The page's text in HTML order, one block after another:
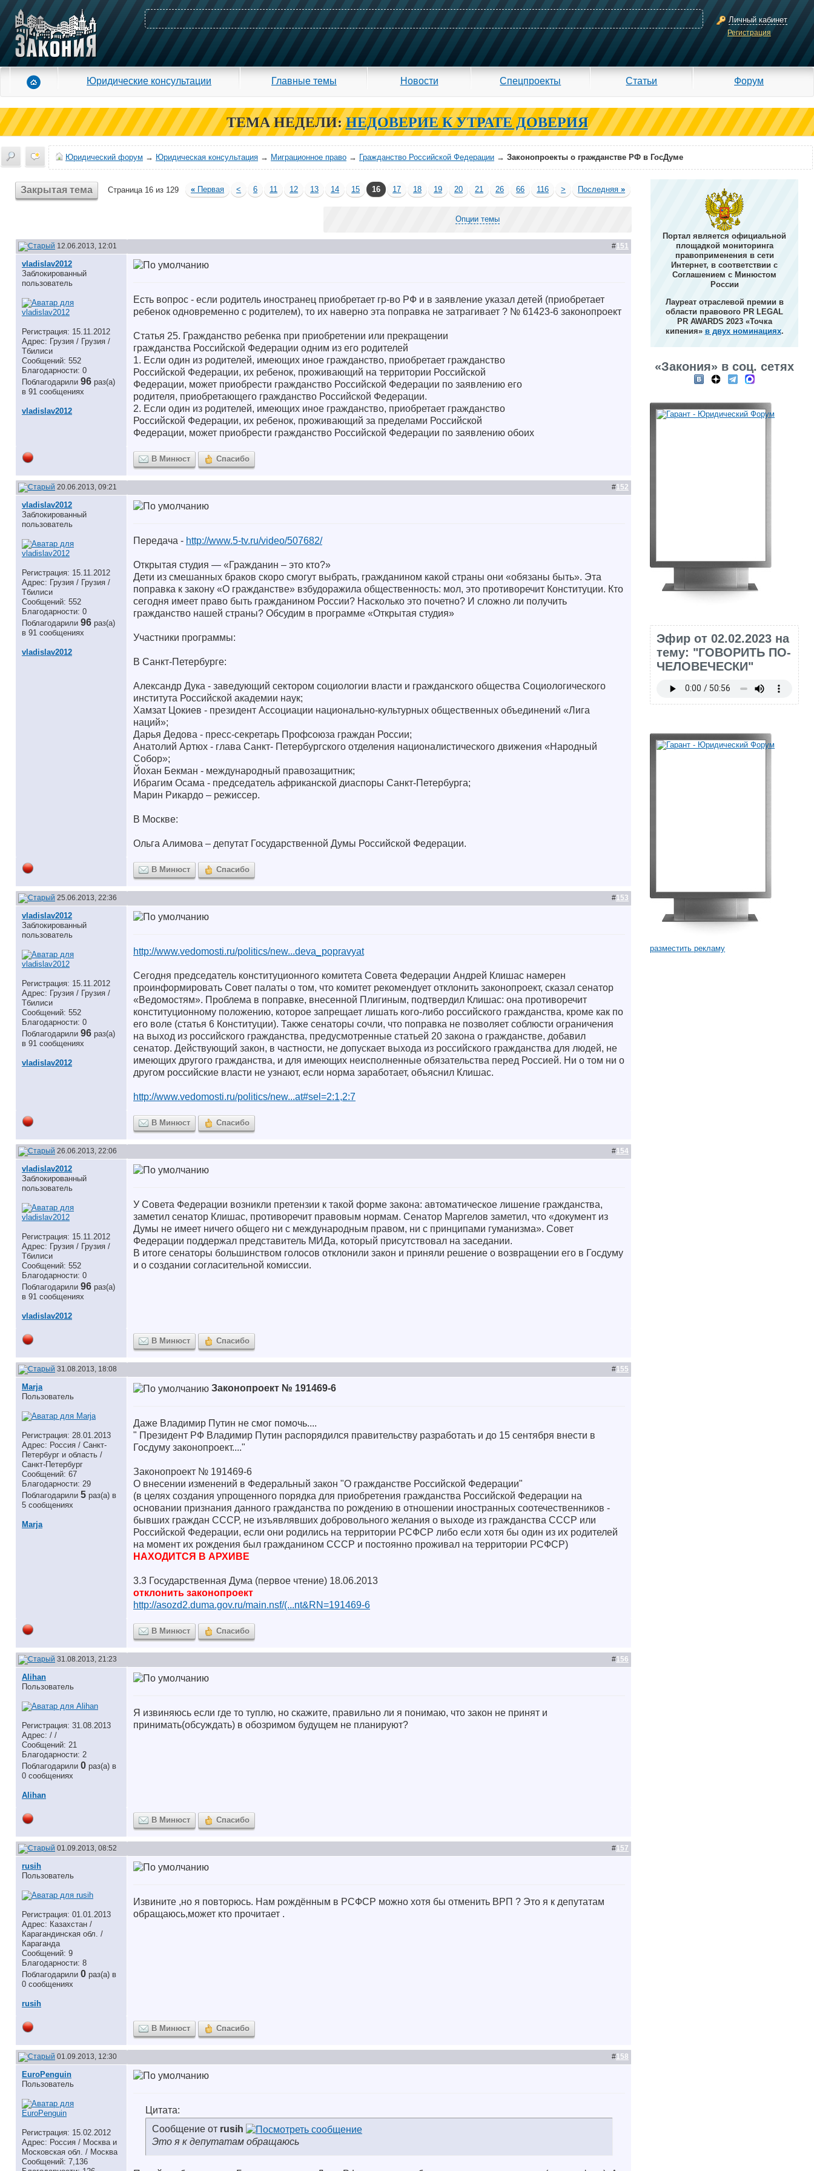
Личный кабинет
Регистрация
Юридические консультации Главные темы Новости Спецпроекты Статьи Форум
ТЕМА НЕДЕЛИ: НЕДОВЕРИЕ К УТРАТЕ ДОВЕРИЯ
Юридический форум → Юридическая консультация → Миграционное право → Гражданство Российской Федерации → Законопроекты о гражданстве РФ в ГосДуме
Закрытая тема Страница 16 из 129 « Первая < 6 11 12 13 14 15 16 17 18 19 20 21 26 66 116 > Последняя»
Опции темы
12.06.2013, 12:01 #151
vladislav2012
Заблокированный
пользователь
Регистрация: 15.11.2012
Адрес: Грузия / Грузия /
Тбилиси
Сообщений: 552
Благодарности: 0
Поблагодарили 96 раз(а)
в 91 сообщениях
vladislav2012
Есть вопрос - если родитель иностранец приобретает гр-во РФ и в заявление указал детей (приобретает
ребенок одновременно с родителем), то их наверно эта поправка не затрагивает ? № 61423-6 законопроект
Статья 25. Гражданство ребенка при приобретении или прекращении
гражданства Российской Федерации одним из его родителей
1. Если один из родителей, имеющих иное гражданство, приобретает гражданство
Российской Федерации, их ребенок, проживающий на территории Российской
Федерации, может приобрести гражданство Российской Федерации по заявлению его
родителя, приобретающего гражданство Российской Федерации.
2. Если один из родителей, имеющих иное гражданство, приобретает гражданство
Российской Федерации, их ребенок, проживающий за пределами Российской
Федерации, может приобрести гражданство Российской Федерации по заявлению обоих
В Минюст Спасибо
20.06.2013, 09:21 #152
vladislav2012
Заблокированный
пользователь
Регистрация: 15.11.2012
Адрес: Грузия / Грузия /
Тбилиси
Сообщений: 552
Благодарности: 0
Поблагодарили 96 раз(а)
в 91 сообщениях
vladislav2012
Передача - http://www.5-tv.ru/video/507682/
Открытая студия — «Гражданин – это кто?»
Дети из смешанных браков скоро смогут выбрать, гражданином какой страны они «обязаны быть». Эта
поправка к закону «О гражданстве» взбудоражила общественность: мол, это противоречит Конституции. Кто
сегодня имеет право быть гражданином России? Насколько это почетно? И сложно ли получить
гражданство нашей страны? Обсудим в программе «Открытая студия»
Участники программы:
В Санкт-Петербурге:
Александр Дука - заведующий сектором социологии власти и гражданского общества Социологического
института Российской академии наук;
Хамзат Цокиев - президент Ассоциации национально-культурных общественных объединений «Лига
наций»;
Дарья Дедова - пресс-секретарь Профсоюза граждан России;
Анатолий Артюх - глава Санкт- Петербургского отделения националистического движения «Народный
Собор»;
Йохан Бекман - международный правозащитник;
Ибрагим Осама - председатель африканской диаспоры Санкт-Петербурга;
Марин Рикардо – режиссер.
В Москве:
Ольга Алимова – депутат Государственной Думы Российской Федерации.
В Минюст Спасибо
25.06.2013, 22:36 #153
vladislav2012
Заблокированный
пользователь
Регистрация: 15.11.2012
Адрес: Грузия / Грузия /
Тбилиси
Сообщений: 552
Благодарности: 0
Поблагодарили 96 раз(а)
в 91 сообщениях
vladislav2012
http://www.vedomosti.ru/politics/new...deva_popravyat
Сегодня председатель конституционного комитета Совета Федерации Андрей Клишас намерен
проинформировать Совет палаты о том, что комитет рекомендует отклонить законопроект, сказал сенатор
«Ведомостям». Проблема в поправке, внесенной Плигиным, подтвердил Клишас: она противоречит
конституционному положению, которое запрещает лишать кого-либо российского гражданства, кроме как по
его воле (статья 6 Конституции). Также сенаторы сочли, что поправка не позволяет соблюсти ограничения
на выход из российского гражданства, предусмотренные статьей 20 закона о гражданстве, добавил
сенатор. Действующий закон, в частности, не допускает выхода из российского гражданства для людей, не
имеющих другого гражданства, и для имеющих неисполненные обязательства перед Россией. Ни о том ни о
другом российские власти не узнают, если норма заработает, объяснил Клишас.
http://www.vedomosti.ru/politics/new...at#sel=2:1,2:7
В Минюст Спасибо
26.06.2013, 22:06 #154
vladislav2012
Заблокированный
пользователь
Регистрация: 15.11.2012
Адрес: Грузия / Грузия /
Тбилиси
Сообщений: 552
Благодарности: 0
Поблагодарили 96 раз(а)
в 91 сообщениях
vladislav2012
У Совета Федерации возникли претензии к такой форме закона: автоматическое лишение гражданства,
заметил сенатор Клишас, противоречит правовым нормам. Сенатор Маргелов заметил, что «документ из
Думы не имеет ничего общего ни с международным правом, ни с принципами гуманизма». Совет
Федерации поддержал представитель МИДа, который присутствовал на заседании.
В итоге сенаторы большинством голосов отклонили закон и приняли решение о возвращении его в Госдуму
и о создании согласительной комиссии.
В Минюст Спасибо
31.08.2013, 18:08 #155
Marja
Пользователь
Регистрация: 28.01.2013
Адрес: Россия / Санкт-
Петербург и область /
Санкт-Петербург
Сообщений: 67
Благодарности: 29
Поблагодарили 5 раз(а) в
5 сообщениях
Marja
Законопроект № 191469-6
Даже Владимир Путин не смог помочь....
" Президент РФ Владимир Путин распорядился правительству разработать и до 15 сентября внести в
Госдуму законопроект...."
Законопроект № 191469-6
О внесении изменений в Федеральный закон "О гражданстве Российской Федерации"
(в целях создания упрощенного порядка для приобретения гражданства Российской Федерации на
основании признания данного гражданства по рождению в отношении иностранных соотечественников -
бывших граждан СССР, не изъявлявших добровольного желания о выходе из гражданства СССР или
Российской Федерации, если они родились на территории РСФСР либо если хотя бы один из их родителей
на момент их рождения был гражданином СССР и постоянно проживал на территории РСФСР)
НАХОДИТСЯ В АРХИВЕ
3.3 Государственная Дума (первое чтение) 18.06.2013
отклонить законопроект
http://asozd2.duma.gov.ru/main.nsf/(...nt&RN=191469-6
В Минюст Спасибо
31.08.2013, 21:23 #156
Alihan
Пользователь
Регистрация: 31.08.2013
Адрес: / /
Сообщений: 21
Благодарности: 2
Поблагодарили 0 раз(а) в
0 сообщениях
Alihan
Я извиняюсь если где то туплю, но скажите, правильно ли я понимаю, что закон не принят и
принимать(обсуждать) в обозримом будущем не планируют?
В Минюст Спасибо
01.09.2013, 08:52 #157
rusih
Пользователь
Регистрация: 01.01.2013
Адрес: Казахстан /
Карагандинская обл. /
Караганда
Сообщений: 9
Благодарности: 8
Поблагодарили 0 раз(а) в
0 сообщениях
rusih
Извините ,но я повторюсь. Нам рождённым в РСФСР можно хотя бы отменить ВРП ? Это я к депутатам
обращаюсь,может кто прочитает .
В Минюст Спасибо
01.09.2013, 12:30 #158
EuroPenguin
Пользователь
Регистрация: 15.02.2012
Адрес: Россия / Москва и
Московская обл. / Москва
Сообщений: 7,136
Цитата:
Сообщение от rusih
Это я к депутатам обращаюсь
Портал является официальной
площадкой мониторинга
правоприменения в сети
Интернет, в соответствии с
Соглашением с Минюстом
России
Лауреат отраслевой премии в
области правового PR LEGAL
PR AWARDS 2023 «Точка
кипения» в двух номинациях.
«Закония» в соц. сетях
Эфир от 02.02.2023 на
тему: "ГОВОРИТЬ ПО-
ЧЕЛОВЕЧЕСКИ"
разместить рекламу